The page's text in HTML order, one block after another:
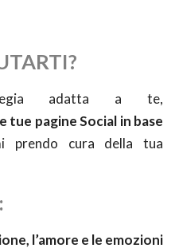
adatta a te,
pagine Social in base
cura della tua
l’amore e le emozioni